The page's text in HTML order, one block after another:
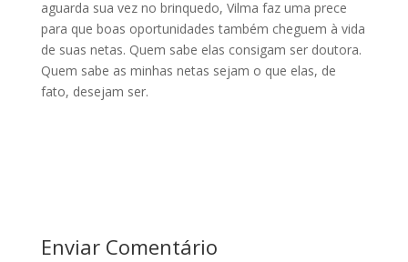
aguarda sua vez no brinquedo, Vilma faz uma prece
para que boas oportunidades também cheguem à vida
de suas netas. Quem sabe elas consigam ser doutora.
Quem sabe as minhas netas sejam o que elas, de
fato, desejam ser.
Enviar Comentário